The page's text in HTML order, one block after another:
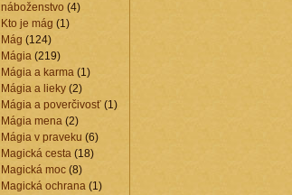
náboženstvo (4)
Kto je mág (1)
Mág (124)
Mágia (219)
Mágia a karma (1)
Mágia a lieky (2)
Mágia a poverčivosť (1)
Mágia mena (2)
Mágia v praveku (6)
Magická cesta (18)
Magická moc (8)
Magická ochrana (1)